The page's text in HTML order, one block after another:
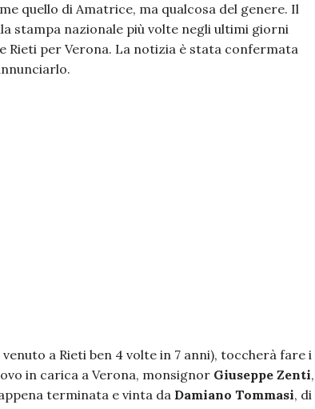
quello di Amatrice, ma qualcosa del genere. Il
stampa nazionale più volte negli ultimi giorni
Rieti per Verona. La notizia è stata confermata
a Rieti ben 4 volte in 7 anni), toccherà fare i
in carica a Verona, monsignor Giuseppe Zenti,
terminata e vinta da Damiano Tommasi, di